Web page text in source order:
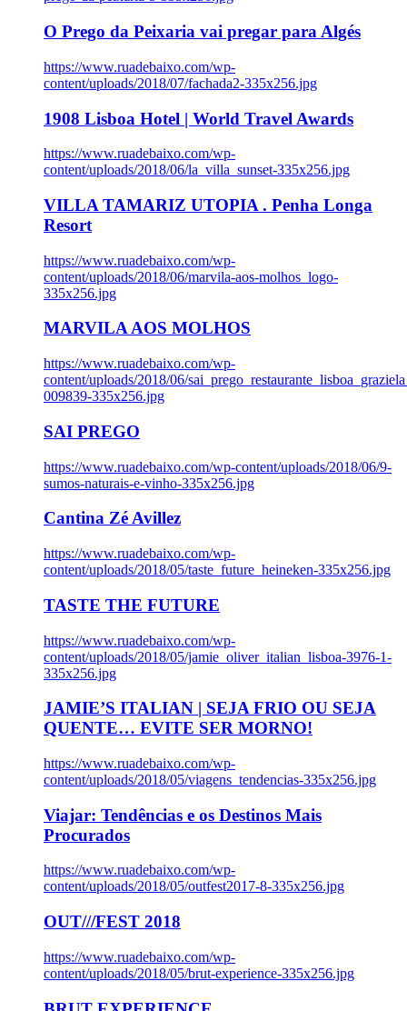
O Prego da Peixaria vai pregar para Algés
https://www.ruadebaixo.com/wp-
content/uploads/2018/07/fachada2-335x256.jpg
1908 Lisboa Hotel | World Travel Awards
https://www.ruadebaixo.com/wp-
content/uploads/2018/06/la_villa_sunset-335x256.jpg
VILLA TAMARIZ UTOPIA . Penha Longa
Resort
https://www.ruadebaixo.com/wp-
content/uploads/2018/06/marvila-aos-molhos_logo-
335x256.jpg
MARVILA AOS MOLHOS
https://www.ruadebaixo.com/wp-
content/uploads/2018/06/
009839-335x256.jpg
SAI PREGO
https://www.ruadebaixo.com/wp-content/uploads/2018/06/9-
sumos-naturais-e-vinho-335x256.jpg
Cantina Zé Avillez
https://www.ruadebaixo.com/wp-
content/uploads/2018/05/taste_future_heineken-335x256.jpg
TASTE THE FUTURE
https://www.ruadebaixo.com/wp-
content/uploads/2018/05/jamie_oliver_italian_lisboa-3976-1-
335x256.jpg
JAMIE’S ITALIAN | SEJA FRIO OU SEJA
QUENTE… EVITE SER MORNO!
https://www.ruadebaixo.com/wp-
content/uploads/2018/05/viagens_tendencias-335x256.jpg
Viajar: Tendências e os Destinos Mais
Procurados
https://www.ruadebaixo.com/wp-
content/uploads/2018/05/outfest2017-8-335x256.jpg
OUT///FEST 2018
https://www.ruadebaixo.com/wp-
content/uploads/2018/05/brut-experience-335x256.jpg